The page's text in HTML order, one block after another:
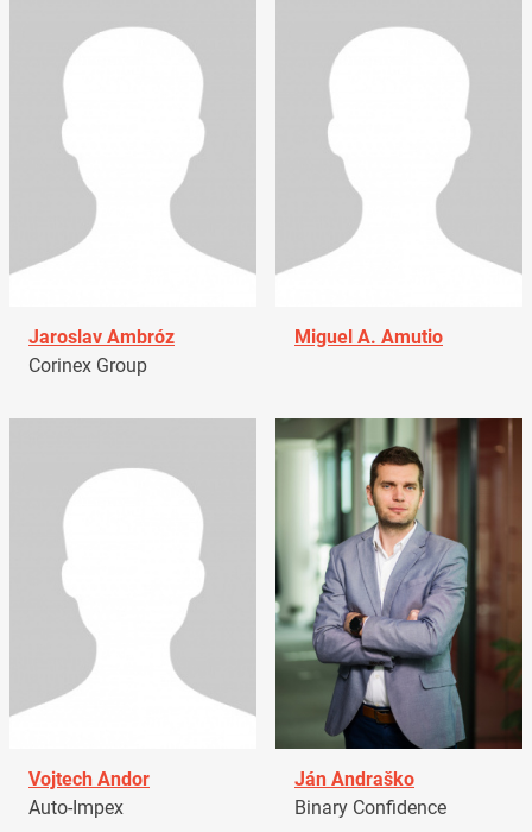
Jaroslav Ambróz
Corinex Group
Miguel A. Amutio
Vojtech Andor
Auto-Impex
Ján Andraško
Binary Confidence